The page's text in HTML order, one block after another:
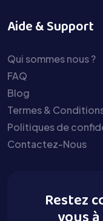
Aide & Support
Qui sommes nous ?
FAQ
Blog
Termes &
Politiques de
Contactez-Nous
Restez